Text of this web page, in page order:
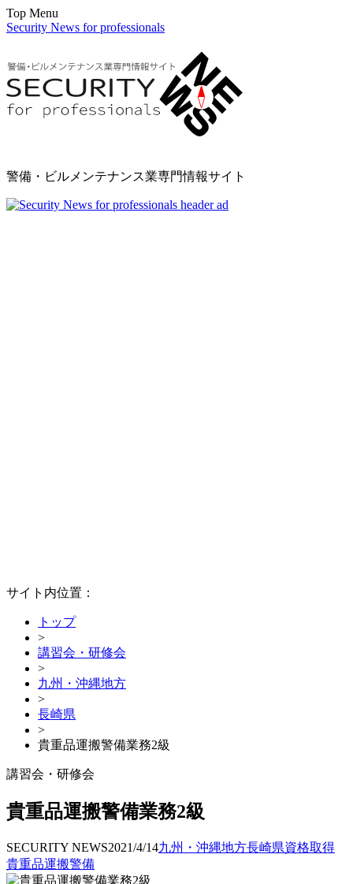
Top Menu
Security News for professionals
警備・ビルメンテナンス業専門情報サイト
サイト内位置：
トップ
>
講習会・研修会
>
九州・沖縄地方
>
長崎県
>
貴重品運搬警備業務2級
講習会・研修会
貴重品運搬警備業務2級
SECURITY NEWS2021/4/14九州・沖縄地方長崎県資格取得
貴重品運搬警備